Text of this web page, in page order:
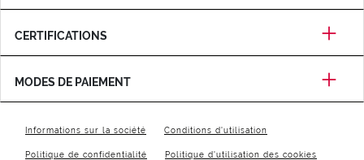
CERTIFICATIONS
MODES DE PAIEMENT
Informations sur la société Conditions d'utilisation
Politique de confidentialité Politique d'utilisation des cookies